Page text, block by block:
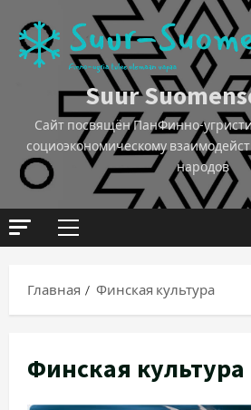
Suur
Сайт посвящён ПанФинно-
социоэкономическому
народов
Главная Финская культура
Финская культура